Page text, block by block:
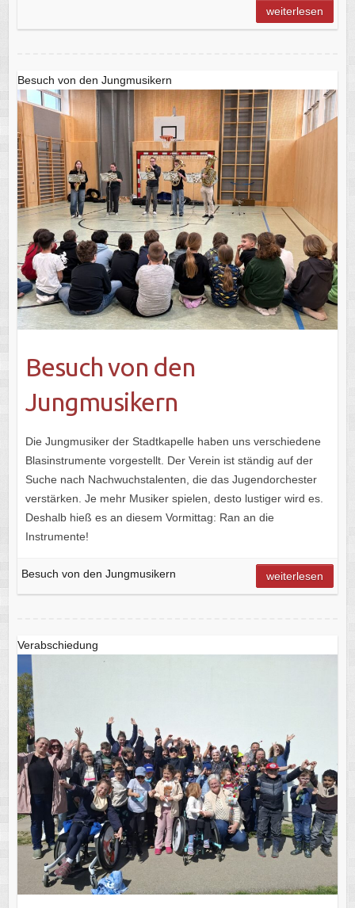
weiterlesen
Besuch von den Jungmusikern
Besuch von den
Jungmusikern
Die Jungmusiker der Stadtkapelle haben uns verschiedene
Blasinstrumente vorgestellt. Der Verein ist ständig auf der
Suche nach Nachwuchstalenten, die das Jugendorchester
verstärken. Je mehr Musiker spielen, desto lustiger wird es.
Deshalb hieß es an diesem Vormittag: Ran an die
Instrumente!
Besuch von den Jungmusikern weiterlesen
Verabschiedung